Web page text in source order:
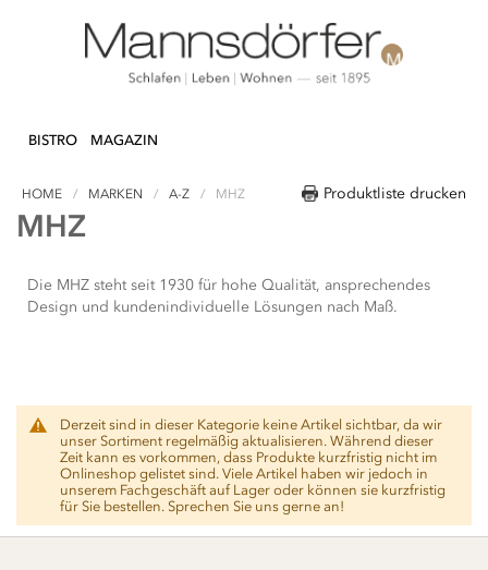
zum
BISTRO MAGAZIN
Produktliste drucken
HOME MARKEN A-Z MHZ
MHZ
Die MHZ steht seit 1930 für hohe Qualität, ansprechendes
Design und kundenindividuelle Lösungen nach Maß.
Derzeit sind in dieser Kategorie keine Artikel sichtbar, da wir
unser Sortiment regelmäßig aktualisieren. Während dieser
Zeit kann es vorkommen, dass Produkte kurzfristig nicht im
Onlineshop gelistet sind. Viele Artikel haben wir jedoch in
unserem Fachgeschäft auf Lager oder können sie kurzfristig
für Sie bestellen. Sprechen Sie uns gerne an!